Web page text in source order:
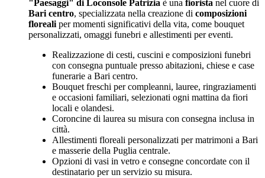
"Paesaggi" di Loconsole Patrizia è una fiorista nel cuore di
Bari centro, specializzata nella creazione di composizioni
floreali per momenti significativi della vita, come bouquet
personalizzati, omaggi funebri e allestimenti per eventi.
Realizzazione di cesti, cuscini e composizioni funebri
con consegna puntuale presso abitazioni, chiese e case
funerarie a Bari centro.
Bouquet freschi per compleanni, lauree, ringraziamenti
e occasioni familiari, selezionati ogni mattina da fiori
locali e olandesi.
Coroncine di laurea su misura con consegna inclusa in
città.
Allestimenti floreali personalizzati per matrimoni a Bari
e masserie della Puglia centrale.
Opzioni di vasi in vetro e consegne concordate con il
destinatario per un servizio su misura.